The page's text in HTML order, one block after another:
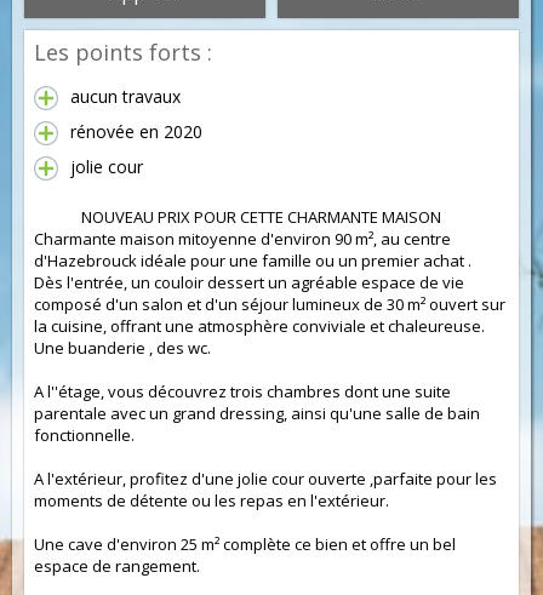
Les points forts :
aucun travaux
rénovée en 2020
jolie cour
NOUVEAU PRIX POUR CETTE CHARMANTE MAISON
Charmante maison mitoyenne d'environ 90 m², au centre
d'Hazebrouck idéale pour une famille ou un premier achat .
Dès l'entrée, un couloir dessert un agréable espace de vie
composé d'un salon et d'un séjour lumineux de 30 m² ouvert sur
la cuisine, offrant une atmosphère conviviale et chaleureuse.
Une buanderie , des wc.
A l''étage, vous découvrez trois chambres dont une suite
parentale avec un grand dressing, ainsi qu'une salle de bain
fonctionnelle.
A l'extérieur, profitez d'une jolie cour ouverte ,parfaite pour les
moments de détente ou les repas en l'extérieur.
Une cave d'environ 25 m² complète ce bien et offre un bel
espace de rangement.